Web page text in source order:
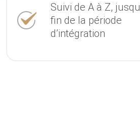
Suivi de A à Z,
fin de la période
d’intégration